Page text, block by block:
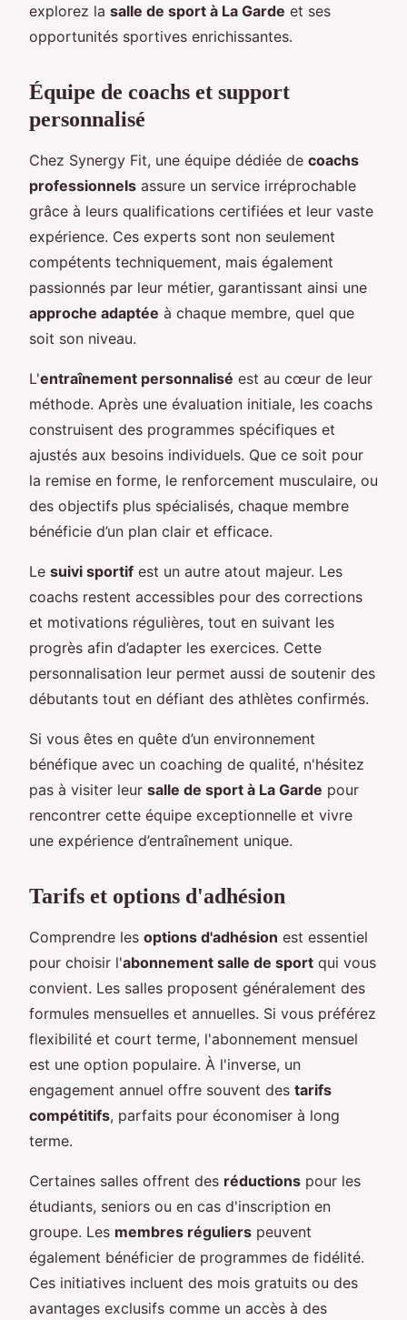
explorez la salle de sport à La Garde et ses
opportunités sportives enrichissantes.
Équipe de coachs et support
personnalisé
Chez Synergy Fit, une équipe dédiée de coachs
professionnels assure un service irréprochable
grâce à leurs qualifications certifiées et leur vaste
expérience. Ces experts sont non seulement
compétents techniquement, mais également
passionnés par leur métier, garantissant ainsi une
approche adaptée à chaque membre, quel que
soit son niveau.
L'entraînement personnalisé est au cœur de leur
méthode. Après une évaluation initiale, les coachs
construisent des programmes spécifiques et
ajustés aux besoins individuels. Que ce soit pour
la remise en forme, le renforcement musculaire, ou
des objectifs plus spécialisés, chaque membre
bénéficie d’un plan clair et efficace.
Le suivi sportif est un autre atout majeur. Les
coachs restent accessibles pour des corrections
et motivations régulières, tout en suivant les
progrès afin d’adapter les exercices. Cette
personnalisation leur permet aussi de soutenir des
débutants tout en défiant des athlètes confirmés.
Si vous êtes en quête d’un environnement
bénéfique avec un coaching de qualité, n'hésitez
pas à visiter leur salle de sport à La Garde pour
rencontrer cette équipe exceptionnelle et vivre
une expérience d’entraînement unique.
Tarifs et options d'adhésion
Comprendre les options d'adhésion est essentiel
pour choisir l'abonnement salle de sport qui vous
convient. Les salles proposent généralement des
formules mensuelles et annuelles. Si vous préférez
flexibilité et court terme, l'abonnement mensuel
est une option populaire. À l'inverse, un
engagement annuel offre souvent des tarifs
compétitifs, parfaits pour économiser à long
terme.
Certaines salles offrent des réductions pour les
étudiants, seniors ou en cas d'inscription en
groupe. Les membres réguliers peuvent
également bénéficier de programmes de fidélité.
Ces initiatives incluent des mois gratuits ou des
avantages exclusifs comme un accès à des